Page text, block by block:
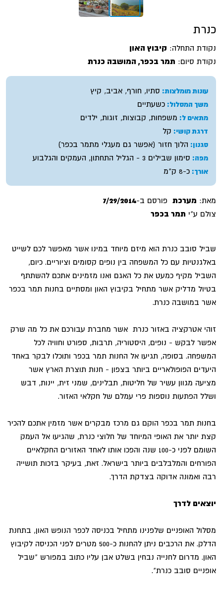
כנרת
נקודת התחלה: קיבוץ האון
נקודת סיום: תמר בכפר, המושבה כנרת
עונות מומלצות: סתיו, חורף, אביב, קיץ
משך המסלול: כשעתיים
מתאים ל: משפחות, קבוצות, זוגות, ילדים
דרגת קושי: קל
סגנון: הלוך חזור (אפשר גם מעגלי מתמר בכפר)
מפה: סימון שבילים 3 - הגליל התחתון, העמקים והגלבוע
אורך: כ-8 ק"מ
מאת: מערכת פורסם ב-7/29/2014
צולם ע"י תמר בכפר
שביל סובב כנרת הוא מיזם מיוחד במינו אשר מאפשר לכם לשייט
באלגנטיות עם כל המשפחה בין נופים קסומים וציוריים. כיום,
השביל מקיף כמעט את כל האגם ואנו מזמינים אתכם להשתתף
בטיול מדליק אשר מתחיל בקיבוץ האון ומסתיים בחנות תמר בכפר
אשר במושבה כנרת.
זוהי אטרקציה באזור כנרת אשר מחברת עבורכם את כל מה שרק
אפשר לבקש - נופים, היסטוריה, תרבות, ספורט וחוויה לכל
המשפחה. בסופה, תגיעו אל החנות תמר בכפר ותוכלו לבקר באחד
היעדים הפופולאריים ביותר בצפון - חנות תוצרת הארץ אשר
מציעה מגוון עשיר של חליטות, תבלינים, שמני זית, יינות, דבש
ושלל הפתעות נוספות פרי עמלם של חקלאי האזור.
בחנות תמר בכפר הוקם גם מרכז מבקרים אשר מזמין אתכם להכיר
קצת יותר את האופי המיוחד של חלוצי כנרת, שהגיעו אל העמק
השומם לפני כ-100 שנה והפכו אותו לאחד האזורים החקלאיים
הפורחים והמלבלבים ביותר בישראל. זאת, בעיקר בזכות תושייה
רבה ואמונה אדוקה בצדקת הדרך.
יוצאים לדרך
מסלול האופניים שלפנינו מתחיל בכניסה לכפר הנופש האון, בתחנת
הדלק. את הרכבים ניתן להחנות כ-500 מטרים לפני הכניסה לקיבוץ
האון. מדרום לחנייה נבחין בשלט אבן עליו כתוב במפורש "שביל
אופניים סובב כנרת".